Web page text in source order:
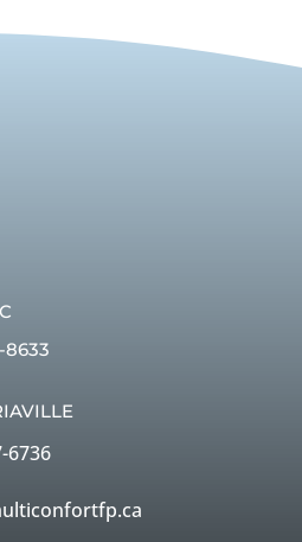
8633
6736